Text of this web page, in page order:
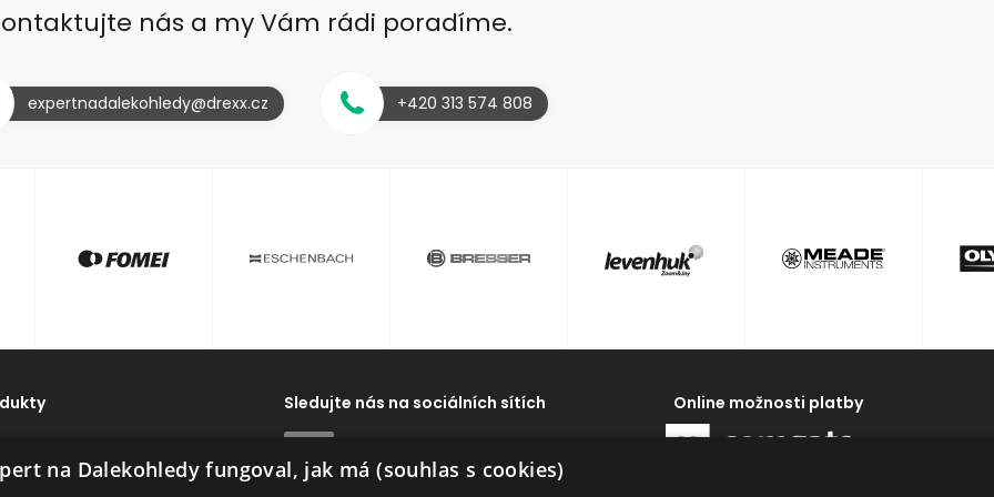
nás a my Vám rádi poradíme.
expertnadalekohledy@drexx.cz +420 313 574 808
Dálkoměry
Sledujte nás na sociálních sítích Online možnosti platby
na Dalekohledy fungoval, jak má (souhlas s cookies)